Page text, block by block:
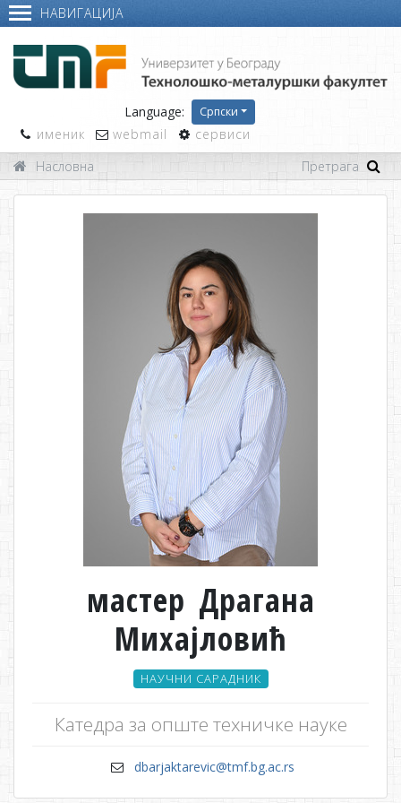
НАВИГАЦИЈА
Language: Српски
именик webmail
сервиси
Насловна
мастер Драгана
Михајловић
НАУЧНИ САРАДНИК
Катедра за опште техничке науке
dbarjaktarevic@tmf.bg.ac.rs